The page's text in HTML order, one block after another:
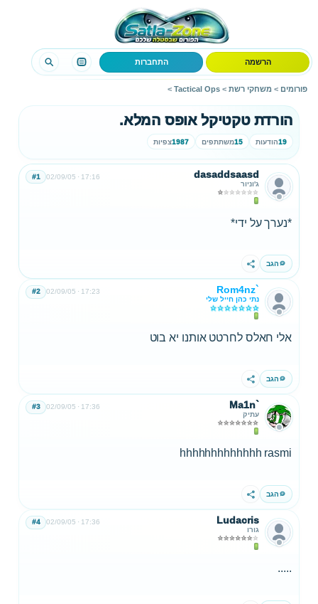
הרשמה התחברות
פורומים > משחקי רשת >
Tactical Ops
>
הורדת טקטיקל אופס המלא.
19הודעות 15משתתפים 1987צפיות
dasaddsaasd
ג'וניור
02/09/05 17:16
#1
*נערך על ידי*
הגב שתף
Rom4nz`
נתי כהן חייל שלי
02/09/05 17:23
#2
אלי חאלס לחרטט אותנו יא בוט
הגב שתף
Ma1n`
עתיק
02/09/05 17:36
#3
hhhhhhhhhhhhh rasmi
הגב שתף
Ludacris
גורו
02/09/05 17:36
#4
.....